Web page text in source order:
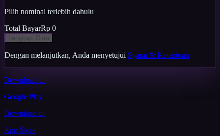
Pilih nominal terlebih dahulu
Total BayarRp 0
Dengan melanjutkan, Anda menyetujui Syarat & Ketentuan
Download di
Google Play
Download di
App Store